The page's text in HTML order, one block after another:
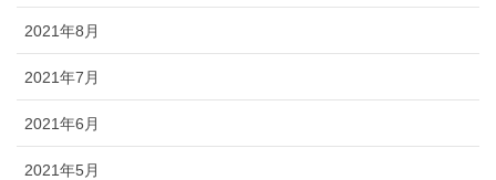
2021年8月
2021年7月
2021年6月
2021年5月